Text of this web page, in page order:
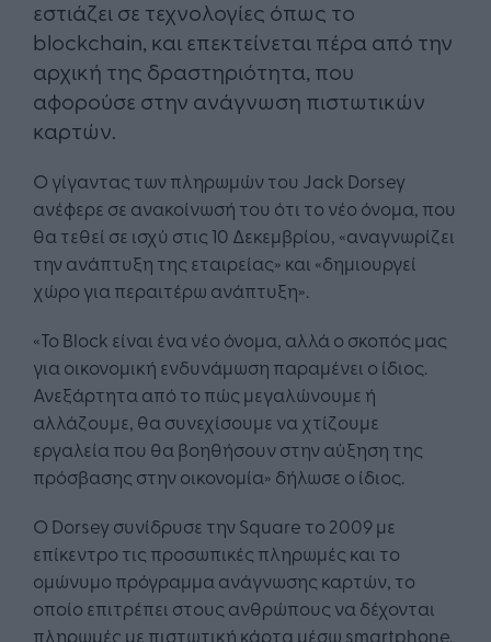
εστιάζει σε τεχνολογίες όπως το
blockchain, και επεκτείνεται πέρα ​​από την
αρχική της δραστηριότητα, που
αφορούσε στην ανάγνωση πιστωτικών
καρτών.
Ο γίγαντας των πληρωμών του Jack Dorsey
ανέφερε σε ανακοίνωσή του ότι το νέο όνομα, που
θα τεθεί σε ισχύ στις 10 Δεκεμβρίου, «αναγνωρίζει
την ανάπτυξη της εταιρείας» και «δημιουργεί
χώρο για περαιτέρω ανάπτυξη».
«Το Block είναι ένα νέο όνομα, αλλά ο σκοπός μας
για οικονομική ενδυνάμωση παραμένει ο ίδιος.
Ανεξάρτητα από το πώς μεγαλώνουμε ή
αλλάζουμε, θα συνεχίσουμε να χτίζουμε
εργαλεία που θα βοηθήσουν στην αύξηση της
πρόσβασης στην οικονομία» δήλωσε ο ίδιος.
Ο Dorsey συνίδρυσε την Square το 2009 με
επίκεντρο τις προσωπικές πληρωμές και το
ομώνυμο πρόγραμμα ανάγνωσης καρτών, το
οποίο επιτρέπει στους ανθρώπους να δέχονται
πληρωμές με πιστωτική κάρτα μέσω smartphone.